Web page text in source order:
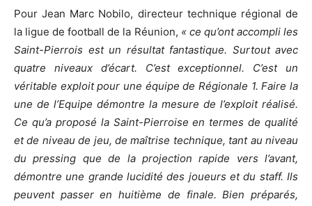
Pour Jean Marc Nobilo, directeur technique régional de
la ligue de football de la Réunion, « ce qu’ont accompli les
Saint-Pierrois est un résultat fantastique. Surtout avec
quatre niveaux d’écart. C’est exceptionnel. C’est un
véritable exploit pour une équipe de Régionale 1. Faire la
une de l’Equipe démontre la mesure de l’exploit réalisé.
Ce qu’a proposé la Saint-Pierroise en termes de qualité
et de niveau de jeu, de maîtrise technique, tant au niveau
du pressing que de la projection rapide vers l’avant,
démontre une grande lucidité des joueurs et du staff. Ils
peuvent passer en huitième de finale. Bien préparés,